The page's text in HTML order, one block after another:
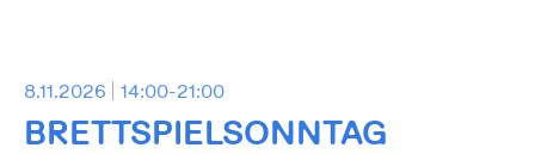
8.11.2026 14:00-21:00
BRETTSPIELSONNTAG